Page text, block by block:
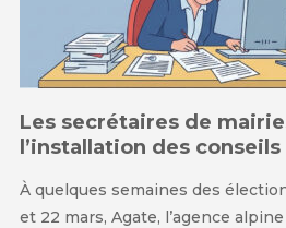
Les secrétaires de
l’installation des
À quelques semaines des
et 22 mars, Agate, l’agence